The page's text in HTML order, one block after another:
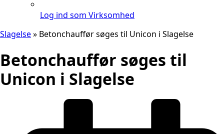
Log ind som Virksomhed
Slagelse» Betonchauffør søges til Unicon i Slagelse
Betonchauffør søges til
Unicon i Slagelse